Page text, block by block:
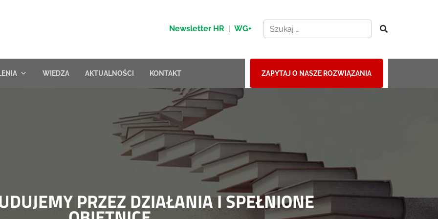
Newsletter HR | WG+
WIEDZA AKTUALNOŚCI KONTAKT ZAPYTAJ O NASZE ROZWIĄZANIA
PRZEZ DZIAŁANIA I SPEŁNIONE